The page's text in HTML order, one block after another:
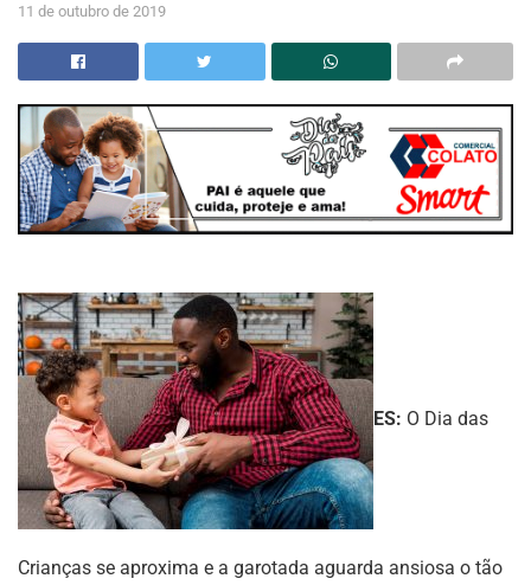
11 de outubro de 2019
ES: O Dia das
Crianças se aproxima e a garotada aguarda ansiosa o tão